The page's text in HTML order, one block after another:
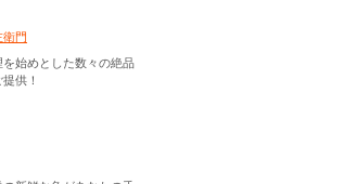
衛門
を始めとした数々の絶品
供！